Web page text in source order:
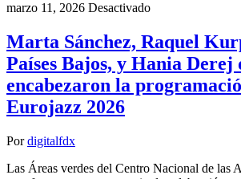
marzo 11, 2026 Desactivado
Marta Sánchez, Raquel
Países Bajos, y Hania Derej
encabezaron la
Eurojazz 2026
Por digitalfdx
Las Áreas verdes del Centro Nacional de las